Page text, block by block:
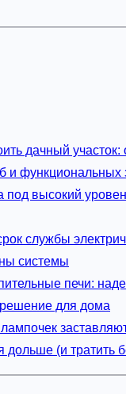
дачный
и функциональных
под высокий
службы
системы
печи:
для дома
лампочек
дольше (и тратить